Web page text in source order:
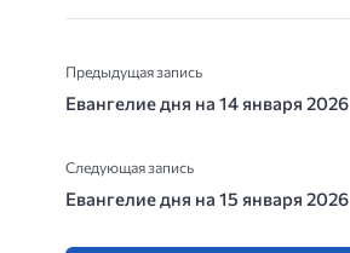
Предыдущая запись
Евангелие дня на 14 января 2026
Следующая запись
Евангелие дня на 15 января 2026